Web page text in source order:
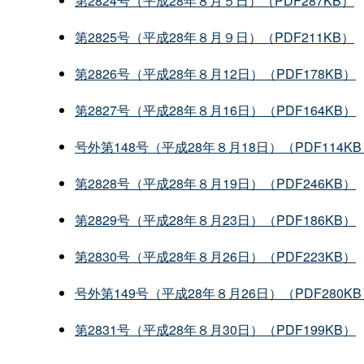
第2825号（平成28年８月９日）（PDF211KB）
第2826号（平成28年８月12日）（PDF178KB）
第2827号（平成28年８月16日）（PDF164KB）
号外第148号（平成28年８月18日）（PDF114KB
第2828号（平成28年８月19日）（PDF246KB）
第2829号（平成28年８月23日）（PDF186KB）
第2830号（平成28年８月26日）（PDF223KB）
号外第149号（平成28年８月26日）（PDF280KB
第2831号（平成28年８月30日）（PDF199KB）